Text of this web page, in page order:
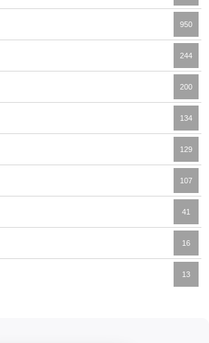
950
244
200
134
129
107
41
16
13